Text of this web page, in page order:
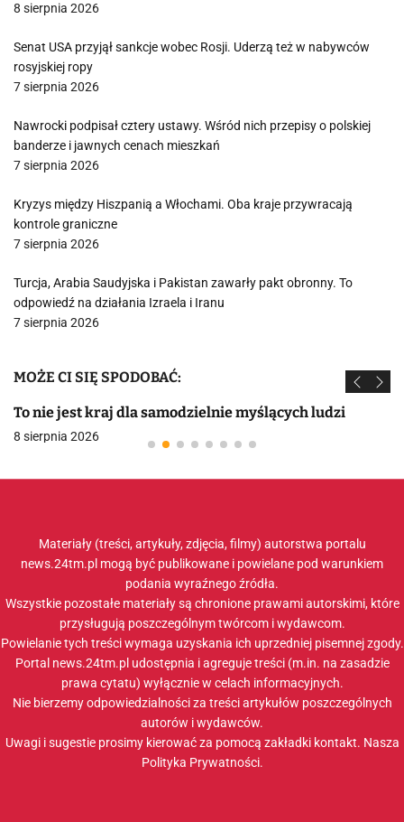
8 sierpnia 2026
Senat USA przyjął sankcje wobec Rosji. Uderzą też w nabywców
rosyjskiej ropy
7 sierpnia 2026
Nawrocki podpisał cztery ustawy. Wśród nich przepisy o polskiej
banderze i jawnych cenach mieszkań
7 sierpnia 2026
Kryzys między Hiszpanią a Włochami. Oba kraje przywracają
kontrole graniczne
7 sierpnia 2026
Turcja, Arabia Saudyjska i Pakistan zawarły pakt obronny. To
odpowiedź na działania Izraela i Iranu
7 sierpnia 2026
MOŻE CI SIĘ SPODOBAĆ:
To nie jest kraj dla samodzielnie myślących ludzi
8 sierpnia 2026
Materiały (treści, artykuły, zdjęcia, filmy) autorstwa portalu
news.24tm.pl mogą być publikowane i powielane pod warunkiem
podania wyraźnego źródła.
Wszystkie pozostałe materiały są chronione prawami autorskimi, które
przysługują poszczególnym twórcom i wydawcom.
Powielanie tych treści wymaga uzyskania ich uprzedniej pisemnej zgody.
Portal news.24tm.pl udostępnia i agreguje treści (m.in. na zasadzie
prawa cytatu) wyłącznie w celach informacyjnych.
Nie bierzemy odpowiedzialności za treści artykułów poszczególnych
autorów i wydawców.
Uwagi i sugestie prosimy kierować za pomocą zakładki kontakt. Nasza
Polityka Prywatności.